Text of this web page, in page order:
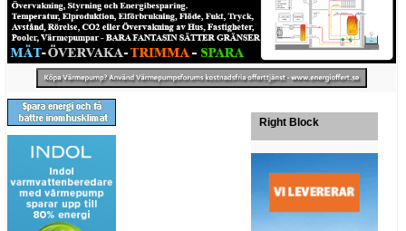
Right Block